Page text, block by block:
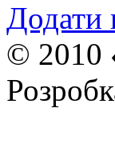
Додати
© 2010